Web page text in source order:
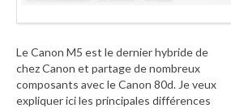
Le Canon M5 est le dernier hybride de
chez Canon et partage de nombreux
composants avec le Canon 80d. Je veux
expliquer ici les principales différences